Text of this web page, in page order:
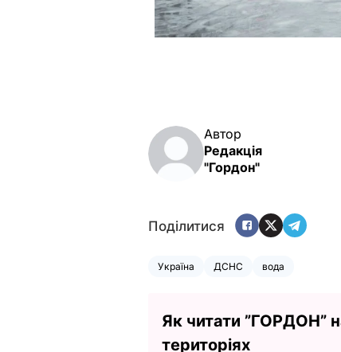
Автор
Редакція
"Гордон"
Поділитися
Україна ДСНС вода
Як читати ”ГОРДОН”
територіях